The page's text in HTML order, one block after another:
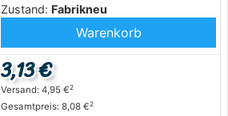
Zustand: Fabrikneu
Warenkorb
3,13 €
Versand: 4,95 €2
Gesamtpreis: 8,08 €2